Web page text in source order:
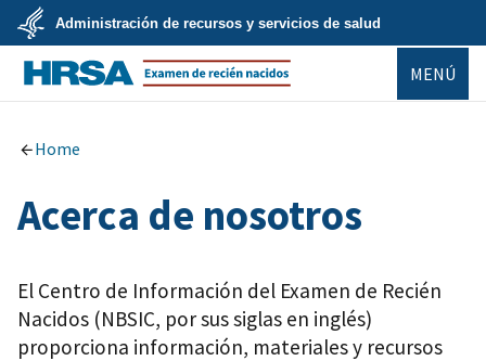
contenido
principal
U.S.
Department
of
Health
Services
Administración de recursos y servicios de salud
MENÚ
Home
Acerca de nosotros
El Centro de Información del Examen de Recién
Nacidos (NBSIC, por sus siglas en inglés)
proporciona información, materiales y recursos